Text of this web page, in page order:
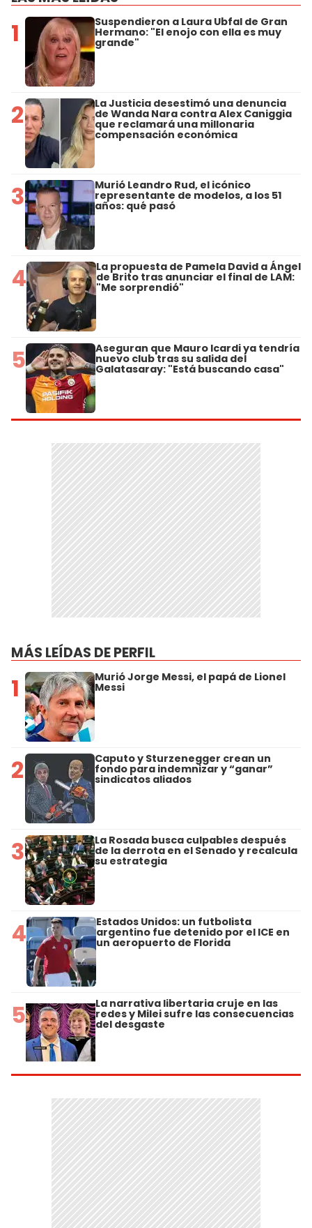
1 Suspendieron a Laura Ubfal de Gran
Hermano: "El enojo con ella es muy
grande"
2 La Justicia desestimó una denuncia
de Wanda Nara contra Alex Caniggia
que reclamará una millonaria
compensación económica
3 Murió Leandro Rud, el icónico
representante de modelos, a los 51
años: qué pasó
4 La propuesta de Pamela David a Ángel
de Brito tras anunciar el final de LAM:
"Me sorprendió"
5 Aseguran que Mauro Icardi ya tendría
nuevo club tras su salida del
Galatasaray: "Está buscando casa"
MÁS LEÍDAS DE PERFIL
1 Murió Jorge Messi, el papá de Lionel
Messi
2 Caputo y Sturzenegger crean un
fondo para indemnizar y “ganar”
sindicatos aliados
3 La Rosada busca culpables después
de la derrota en el Senado y recalcula
su estrategia
4 Estados Unidos: un futbolista
argentino fue detenido por el ICE en
un aeropuerto de Florida
5 La narrativa libertaria cruje en las
redes y Milei sufre las consecuencias
del desgaste